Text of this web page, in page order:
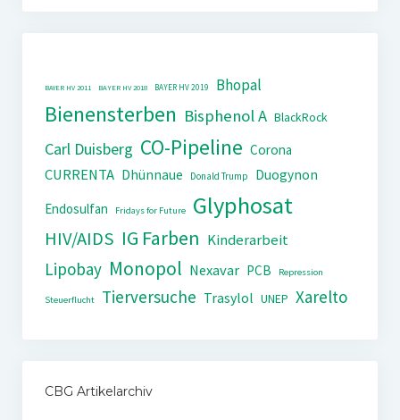
BAYER HV 2011 BAYER HV 2018 BAYER HV 2019 Bhopal
Bienensterben Bisphenol A BlackRock
Carl Duisberg CO-Pipeline Corona
CURRENTA Dhünnaue Donald Trump
Duogynon
Endosulfan
Fridays for Future Glyphosat
HIV/AIDS IG Farben Kinderarbeit
Lipobay Monopol Nexavar PCB Repression
Steuerflucht Tierversuche Trasylol UNEP Xarelto
CBG Artikelarchiv